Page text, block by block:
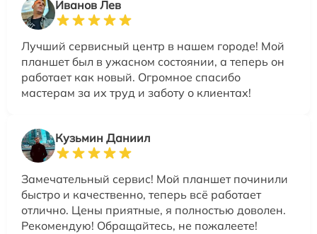
Иванов Лев
Лучший сервисный центр в нашем городе! Мой
планшет был в ужасном состоянии, а теперь он
работает как новый. Огромное спасибо
мастерам за их труд и заботу о клиентах!
Кузьмин Даниил
Замечательный сервис! Мой планшет починили
быстро и качественно, теперь всё работает
отлично. Цены приятные, я полностью доволен.
Рекомендую! Обращайтесь, не пожалеете!